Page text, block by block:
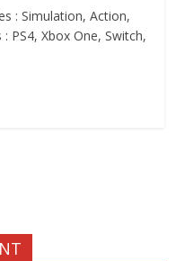
: Simulation, Action,
PS4, Xbox One, Switch,